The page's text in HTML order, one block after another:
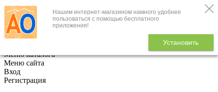
Нашим интернет-магазином намного удобнее
пользоваться с помощью бесплатного
приложения!
Установить
+7 (495) 646-888-1
В корзине
Меню каталога
Меню сайта
Вход
Регистрация